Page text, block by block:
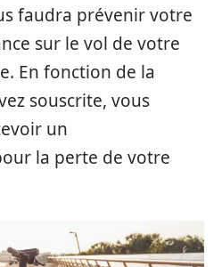
faudra prévenir votre
sur le vol de votre
En fonction de la
souscrite, vous
un
la perte de votre